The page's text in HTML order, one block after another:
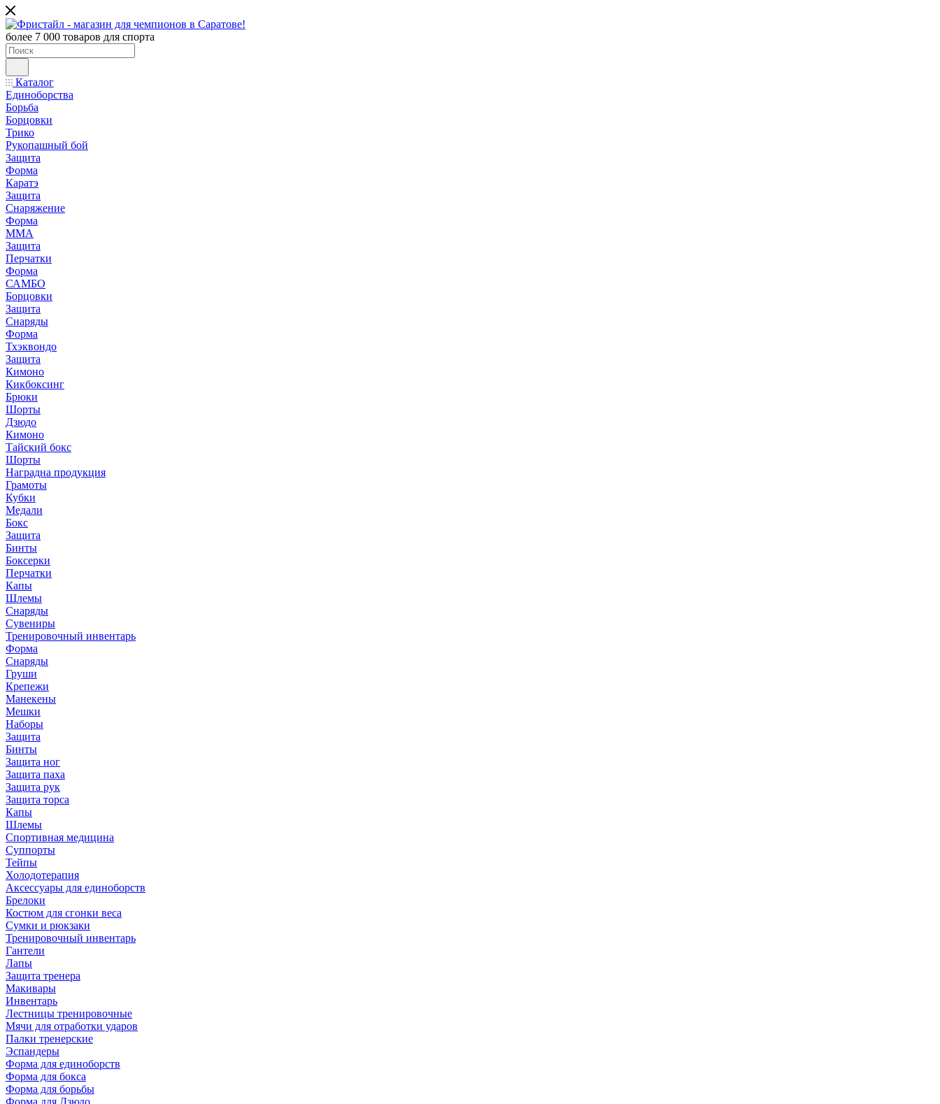
более 7 000 товаров для спорта
Каталог
Единоборства
Борьба
Борцовки
Трико
Рукопашный бой
Защита
Форма
Каратэ
Защита
Снаряжение
Форма
ММА
Защита
Перчатки
Форма
САМБО
Борцовки
Защита
Снаряды
Форма
Тхэквондо
Защита
Кимоно
Кикбоксинг
Брюки
Шорты
Дзюдо
Кимоно
Тайский бокс
Шорты
Наградна продукция
Грамоты
Кубки
Медали
Бокс
Защита
Бинты
Боксерки
Перчатки
Капы
Шлемы
Снаряды
Сувениры
Тренировочный инвентарь
Форма
Снаряды
Груши
Крепежи
Манекены
Мешки
Наборы
Защита
Бинты
Защита ног
Защита паха
Защита рук
Защита торса
Капы
Шлемы
Спортивная медицина
Суппорты
Тейпы
Холодотерапия
Аксессуары для единоборств
Брелоки
Костюм для сгонки веса
Сумки и рюкзаки
Тренировочный инвентарь
Гантели
Лапы
Защита тренера
Макивары
Инвентарь
Лестницы тренировочные
Мячи для отработки ударов
Палки тренерские
Эспандеры
Форма для единоборств
Форма для бокса
Форма для борьбы
Форма для Дзюдо